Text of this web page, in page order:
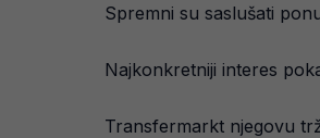
Spremni su saslušati
Najkonkretniji interes
Transfermarkt njegovu